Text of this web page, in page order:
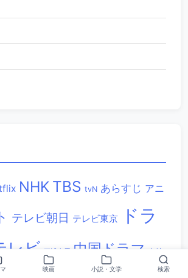
NHK TBS tvN あらすじ アニ
テレビ朝日 テレビ東京
ドラ
レビ 三浦春馬 中国ドラマ 中村
映画 小説・文学 検索